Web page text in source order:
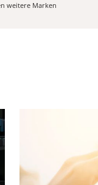
weitere Marken